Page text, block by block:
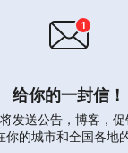
给你的一封信！
发送公告，博客，促
你的城市和全国各地